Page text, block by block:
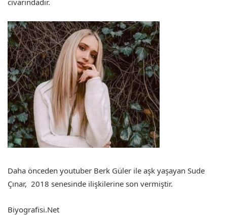
Daha önceden youtuber Berk Güler ile aşk yaşayan Sude
Çınar, 2018 senesinde ilişkilerine son vermiştir.
Biyografisi.Net